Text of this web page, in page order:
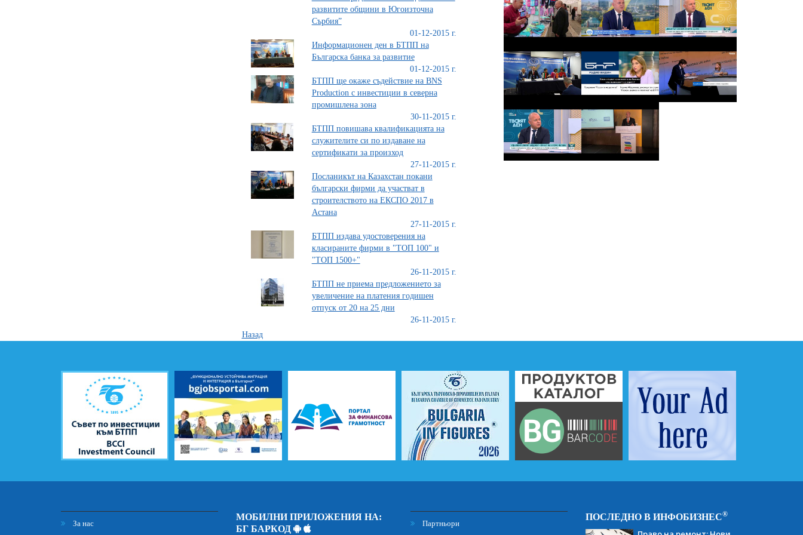
развитите общини в Югоизточна
Сърбия”
01-12-2015 г.
Информационен ден в БТПП на
Българска банка за развитие
01-12-2015 г.
БТПП ще окаже съдействие на BNS
Production с инвестиции в северна
промишлена зона
30-11-2015 г.
БТПП повишава квалификацията на
служителите си по издаване на
сертификати за произход
27-11-2015 г.
Посланикът на Казахстан покани
български фирми да участват в
строителството на ЕКСПО 2017 в
Астана
27-11-2015 г.
БТПП издава удостоверения на
класираните фирми в "ТОП 100" и
"ТОП 1500+"
26-11-2015 г.
БТПП не приема предложението за
увеличение на платения годишен
отпуск от 20 на 25 дни
26-11-2015 г.
Назад
За нас
МОБИЛНИ ПРИЛОЖЕНИЯ НА:
БГ БАРКОД
Партньори
ПОСЛЕДНО В ИНФОБИЗНЕС®